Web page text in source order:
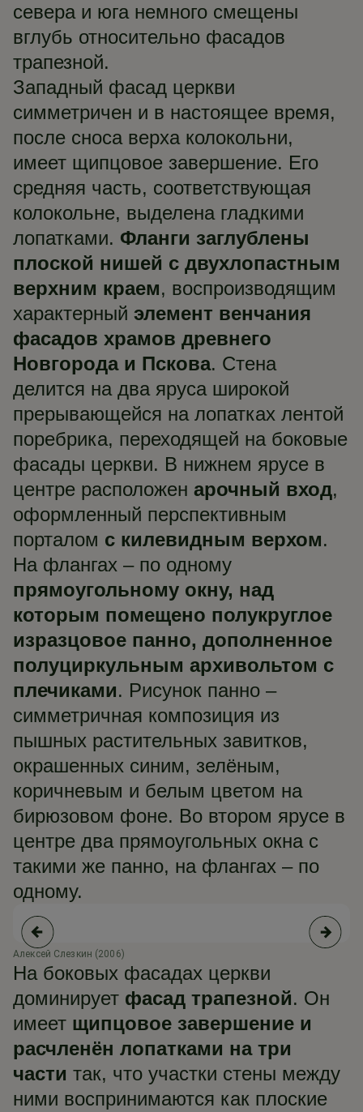
севера и юга немного смещены
вглубь относительно фасадов
трапезной.
Западный фасад церкви
симметричен и в настоящее время,
после сноса верха колокольни,
имеет щипцовое завершение. Его
средняя часть, соответствующая
колокольне, выделена гладкими
лопатками. Фланги заглублены
плоской нишей с двухлопастным
верхним краем, воспроизводящим
характерный элемент венчания
фасадов храмов древнего
Новгорода и Пскова. Стена
делится на два яруса широкой
прерывающейся на лопатках лентой
поребрика, переходящей на боковые
фасады церкви. В нижнем ярусе в
центре расположен арочный вход,
оформленный перспективным
порталом с килевидным верхом.
На флангах – по одному
прямоугольному окну, над
которым помещено полукруглое
изразцовое панно, дополненное
полуциркульным архивольтом с
плечиками. Рисунок панно –
симметричная композиция из
пышных растительных завитков,
окрашенных синим, зелёным,
коричневым и белым цветом на
бирюзовом фоне. Во втором ярусе в
центре два прямоугольных окна с
такими же панно, на флангах – по
одному.
Алексей Слезкин (2006)
На боковых фасадах церкви
доминирует фасад трапезной. Он
имеет щипцовое завершение и
расчленён лопатками на три
части так, что участки стены между
ними воспринимаются как плоские